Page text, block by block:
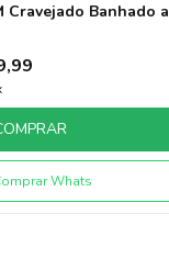
Cravejado Banhado a
Whats